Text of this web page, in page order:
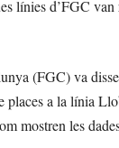
línies d’FGC
(FGC) va
places a la línia
mostren les